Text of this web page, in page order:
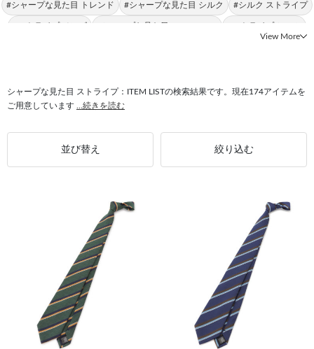
#シャープな見た目 トレンド #シャープな見た目 シルク #シルク ストライプ
#ストライプ メンズ #シャープな見た目 SILVER LINE #ストライプ シャツ
#スーツ ストライプ #シャープな見た目 シルクブレンド
#シャープな見た目 最短発送
#シャープな見た目 コットン
View More
シャープな見た目 ストライプ：ITEM LISTの検索結果です。現在174アイテムを
ご用意しています
...続きを読む
並び替え 絞り込む